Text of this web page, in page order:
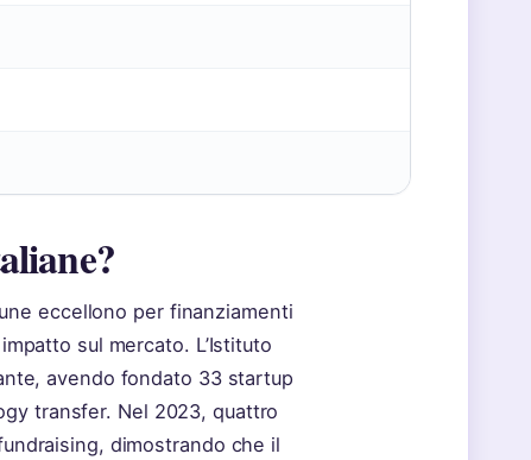
eccellono per finanziamenti
sul mercato. L’Istituto
avendo fondato 33 startup
transfer. Nel 2023, quattro
dimostrando che il